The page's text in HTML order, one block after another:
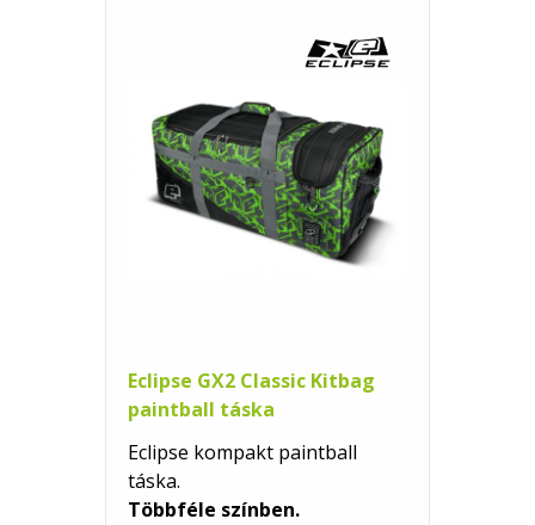
Eclipse GX2 Classic Kitbag
paintball táska
Eclipse kompakt paintball
táska.
Többféle színben.